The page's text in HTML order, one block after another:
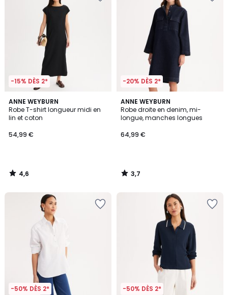
-15% DÈS 2*
ANNE WEYBURN
Robe T-shirt longueur midi en
lin et coton
54,99 €
4,6
/ 5
4,6
/
-20% DÈS 2*
ANNE WEYBURN
Robe droite en denim, mi-
longue, manches longues
64,99 €
3,7
/ 5
3,7
/
-50% DÈS 2* -50% DÈS 2*